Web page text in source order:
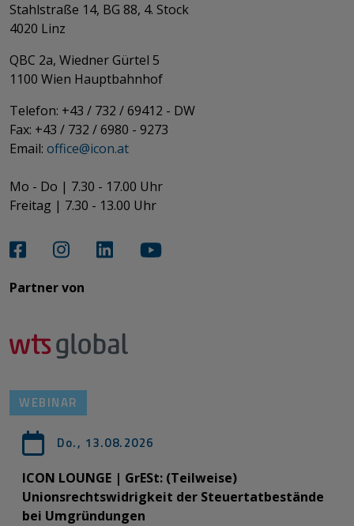
Stahlstraße 14, BG 88, 4. Stock
4020 Linz
QBC 2a, Wiedner Gürtel 5
​​​​​​​1100 Wien Hauptbahnhof
Telefon: +43 / 732 / 69412 - DW
Fax: +43 / 732 / 6980 - 9273
​​​​​​​Email: office@­icon.at
Mo - Do | 7.30 - 17.00 Uhr
Freitag | 7.30 - 13.00 Uhr​​​​​​​
Partner von​​​​​​
WEBINAR
Do., 13.08.2026
ICON LOUNGE | GrESt: (Teilweise)
Unionsrechtswidrigkeit der Steuertatbestände
bei Umgründungen